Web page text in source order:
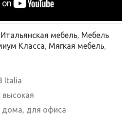
Итальянская мебель, Мебель
Класса, Мягкая мебель,
Italia
высокая
дома, для офиса